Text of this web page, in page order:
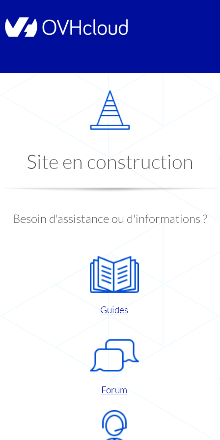
Site en construction
Besoin d'assistance ou d'informations ?
Guides
Forum